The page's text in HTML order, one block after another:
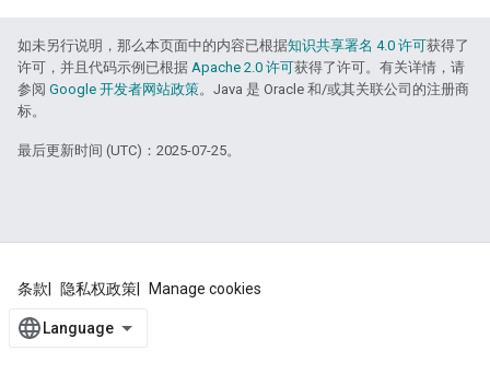
如未另行说明，那么本页面中的内容已根据知识共享署名 4.0 许可获得了
许可，并且代码示例已根据 Apache 2.0 许可获得了许可。有关详情，请
参阅 Google 开发者网站政策。Java 是 Oracle 和/或其关联公司的注册商
标。
最后更新时间 (UTC)：2025-07-25。
条款 隐私权政策 Manage cookies